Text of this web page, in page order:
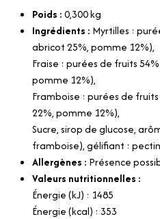
Poids :0,300kg
Ingrédients : Myrtilles :
abricot 25%, pomme 12%),
Fraise : purées de fruits
pomme 12%),
Framboise : purées de
22%, pomme 12%),
Sucre, sirop de glucose,
framboise), gélifiant :
Allergènes : Présence
Valeurs nutritionnelles :
Énergie (kJ) : 1485
Énergie (kcal) : 353